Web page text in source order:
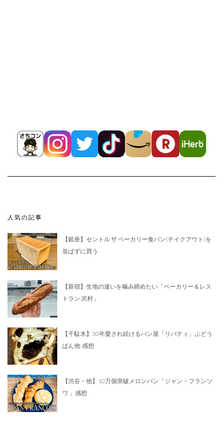
人気の記事
【銀座】セントル ザ ベーカリー食パン(テイクアウト)を
並ばずに買う
【新宿】生地の違いを噛み締めたい「ベーカリー＆レス
トラン 沢村」
【千駄木】30年愛され続けるパン屋「リバティ」ぶどう
ぱん他-感想
【渋谷・他】10万個突破メロンパン「ジャン・フランソ
ワ 」感想